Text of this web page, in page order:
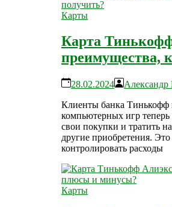
Карты
Карта
преимущества,
28.02.2024
Александр
Клиенты банка Тинькофф
компьютерных игр теперь
свои покупки и тратить
другие приобретения. Это
контролировать расходы
Карты